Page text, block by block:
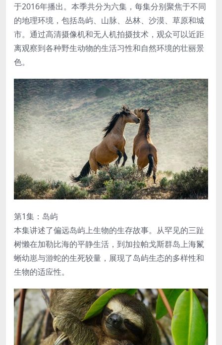
于2016年播出。本季共分为六集，每集分别聚焦于不同
的地理环境，包括岛屿、山脉、丛林、沙漠、草原和城
市。通过高清摄像机和无人机拍摄技术，观众可以近距
离观察到各种野生动物的生活习性和自然环境的壮丽景
色。
第1集：岛屿
本集讲述了偏远岛屿上生物的生存故事。从罕见的三趾
树懒在加勒比海的平静生活，到加拉帕戈斯群岛上海鬣
蜥幼崽与游蛇的生死较量，展现了岛屿生态的多样性和
生物的适应性。